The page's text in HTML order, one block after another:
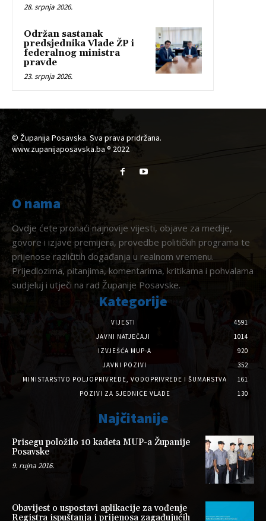
28. srpnja 2026.
Održan sastanak
predsjednika Vlade ŽP i
federalnog ministra
pravde
23. srpnja 2026.
© Županija Posavska. Sva prava pridržana.
www.zupanijaposavska.ba ® 2022
O nama
Ovdje ćete pronaći najnovije vijesti, objave za medije,
govore i izjave premijera, provedbe političkih programa te
prijenose različitih događanja u realnom vremenu.
Prijedlozima, pitanjima, komentarima, kritikama i pohvalama
sudjeluj i utječi na rad Županije Posavske.
Kategorije
VIJESTI
4591
JAVNI NATJEČAJI
1014
IZVJEŠĆA MUP-A
920
JAVNI POZIVI
352
MINISTARSTVO POLJOPRIVREDE, VODOPRIVREDE I ŠUMARSTVA
161
POZIVI ZA SJEDNICE VLADE
130
Najčitanije
Prisegu položilo 10 kadeta MUP-a Županije
Posavske
9. rujna 2016.
Obavijest o uspostavi aplikacije za vođenje
Registra ispuštanja i prijenosa zagađujućih